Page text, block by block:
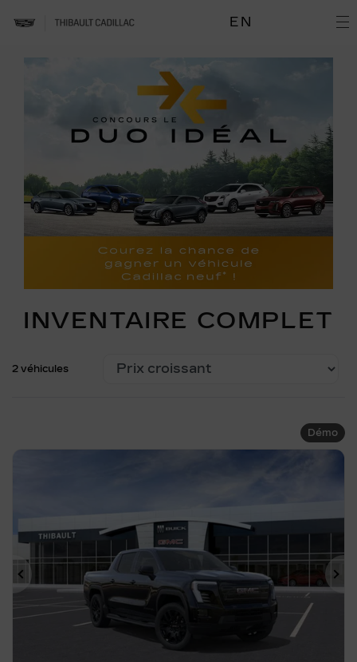
EN
INVENTAIRE COMPLET
2 véhicules
Démo
Précédent